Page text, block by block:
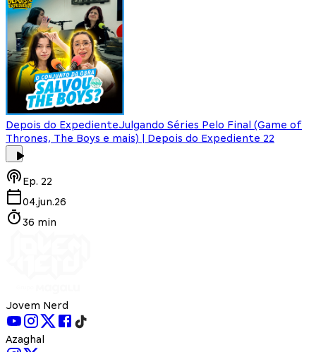
Depois do ExpedienteJulgando Séries Pelo Final (Game of
Thrones, The Boys e mais) | Depois do Expediente 22
Ep. 22
04.jun.26
36 min
Jovem Nerd
Azaghal